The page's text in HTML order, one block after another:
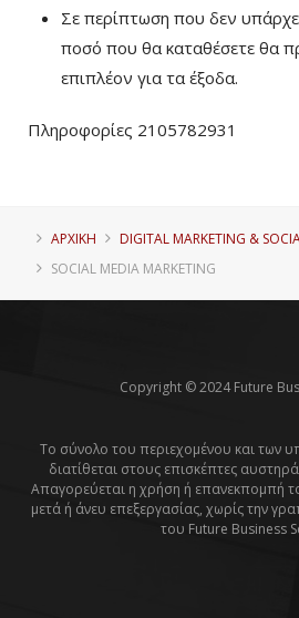
Σε περίπτωση που δεν
ποσό που θα καταθέσετε θα
επιπλέον για τα έξοδα.
Πληροφορίες 2105782931
ΑΡΧΙΚΗ
DIGITAL MARKETING &
SOCIAL MEDIA MARKETING
Copyright © 2024 Future
Το σύνολο του περιεχομένου και των
διατίθεται στους επισκέπτες
Απαγορεύεται η χρήση ή επανεκπομπή
μετά ή άνευ επεξεργασίας, χωρίς την
του Future Business